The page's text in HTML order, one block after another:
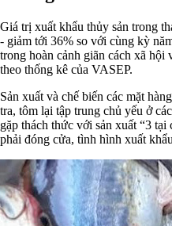
Giá trị xuất khẩu thủy sản trong
- giảm tới 36% so với cùng kỳ
trong hoàn cảnh giãn cách xã hội
theo thống kê của VASEP.
Sản xuất và chế biến các mặt
tra, tôm lại tập trung chủ yếu ở
gặp thách thức với sản xuất “3
phải đóng cửa, tình hình xuất